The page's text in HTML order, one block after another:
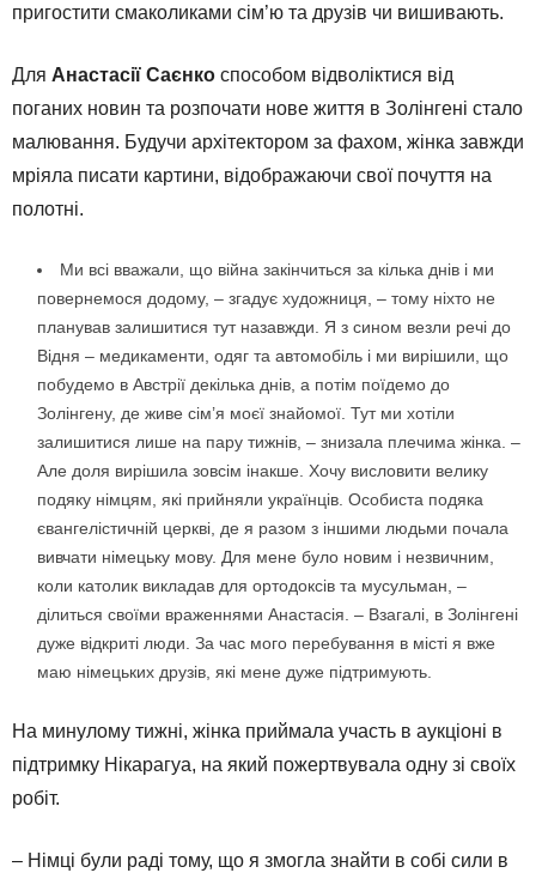
пригостити смаколиками сім’ю та друзів чи вишивають.
Для Анастасії Саєнко способом відволіктися від
поганих новин та розпочати нове життя в Золінгені стало
малювання. Будучи архітектором за фахом, жінка завжди
мріяла писати картини, відображаючи свої почуття на
полотні.
Ми всі вважали, що війна закінчиться за кілька днів і ми
повернемося додому, – згадує художниця, – тому ніхто не
планував залишитися тут назавжди. Я з сином везли речі до
Відня – медикаменти, одяг та автомобіль і ми вирішили, що
побудемо в Австрії декілька днів, а потім поїдемо до
Золінгену, де живе сім’я моєї знайомої. Тут ми хотіли
залишитися лише на пару тижнів, – знизала плечима жінка. –
Але доля вирішила зовсім інакше. Хочу висловити велику
подяку німцям, які прийняли українців. Особиста подяка
євангелістичній церкві, де я разом з іншими людьми почала
вивчати німецьку мову. Для мене було новим і незвичним,
коли католик викладав для ортодоксів та мусульман, –
ділиться своїми враженнями Анастасія. – Взагалі, в Золінгені
дуже відкриті люди. За час мого перебування в місті я вже
маю німецьких друзів, які мене дуже підтримують.
На минулому тижні, жінка приймала участь в аукціоні в
підтримку Нікарагуа, на який пожертвувала одну зі своїх
робіт.
– Німці були раді тому, що я змогла знайти в собі сили в